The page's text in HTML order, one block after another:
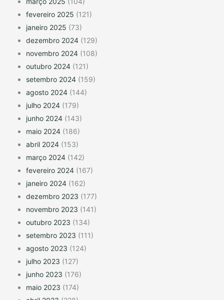
fevereiro 2025 (121)
janeiro 2025 (73)
dezembro 2024 (129)
novembro 2024 (108)
outubro 2024 (121)
setembro 2024 (159)
agosto 2024 (144)
julho 2024 (179)
junho 2024 (143)
maio 2024 (186)
abril 2024 (153)
março 2024 (142)
fevereiro 2024 (167)
janeiro 2024 (162)
dezembro 2023 (177)
novembro 2023 (141)
outubro 2023 (134)
setembro 2023 (111)
agosto 2023 (124)
julho 2023 (127)
junho 2023 (176)
maio 2023 (174)